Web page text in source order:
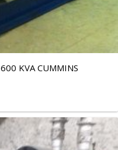
KVA CUMMINS